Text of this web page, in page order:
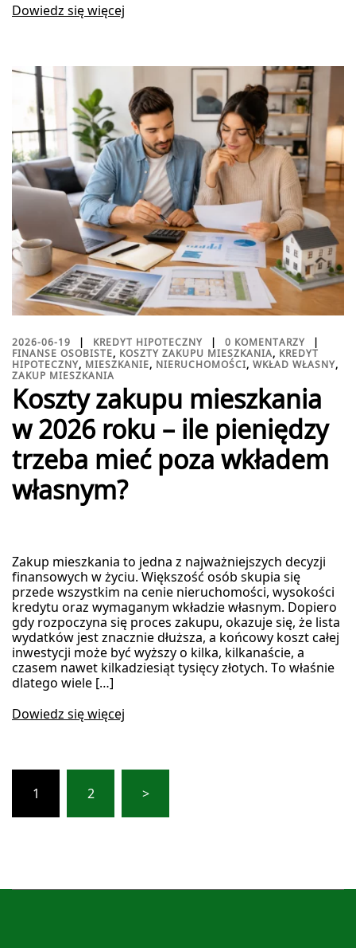
Dowiedz się więcej
2026-06-19 KREDYT HIPOTECZNY
0 KOMENTARZY
FINANSE OSOBISTE, KOSZTY ZAKUPU MIESZKANIA, KREDYT
HIPOTECZNY, MIESZKANIE, NIERUCHOMOŚCI, WKŁAD WŁASNY,
ZAKUP MIESZKANIA
Koszty zakupu mieszkania
w 2026 roku – ile pieniędzy
trzeba mieć poza wkładem
własnym?
Zakup mieszkania to jedna z najważniejszych decyzji
finansowych w życiu. Większość osób skupia się
przede wszystkim na cenie nieruchomości, wysokości
kredytu oraz wymaganym wkładzie własnym. Dopiero
gdy rozpoczyna się proces zakupu, okazuje się, że lista
wydatków jest znacznie dłuższa, a końcowy koszt całej
inwestycji może być wyższy o kilka, kilkanaście, a
czasem nawet kilkadziesiąt tysięcy złotych. To właśnie
dlatego wiele […]
Dowiedz się więcej
wpisów
1 2 >